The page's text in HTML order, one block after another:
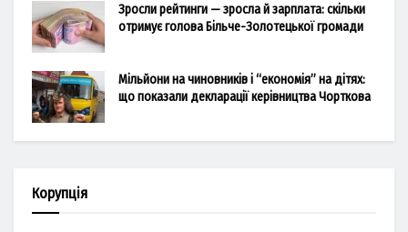
Зросли рейтинги — зросла й зарплата: скільки
отримує голова Більче-Золотецької громади
Мільйони на чиновників і “економія” на дітях:
що показали декларації керівництва Чорткова
Корупція